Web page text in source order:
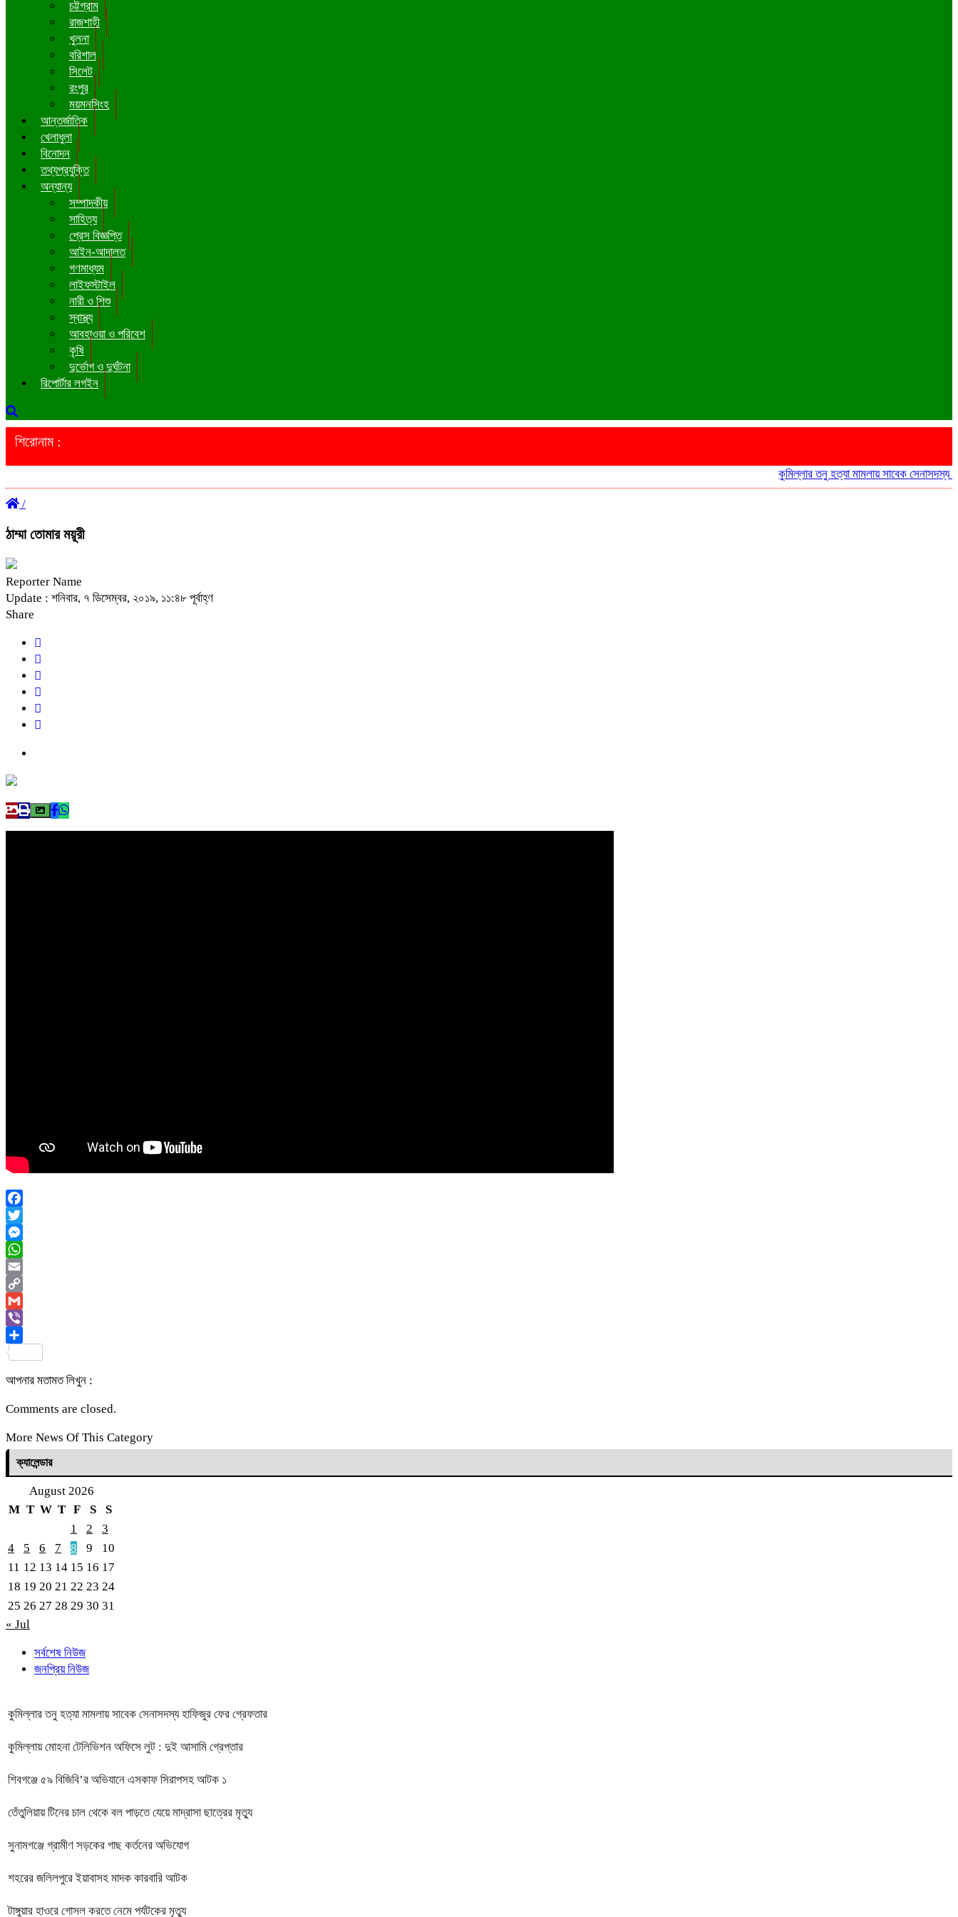
চট্টগ্রাম
রাজশাহী
খুলনা
বরিশাল
সিলেট
রংপুর
ময়মনসিংহ
আন্তর্জাতিক
খেলাধুলা
বিনোদন
তথ্যপ্রযুক্তি
অন্যান্য
সম্পাদকীয়
সাহিত্য
প্রেস বিজ্ঞপ্তি
আইন-আদালত
গণমাধ্যম
লাইফস্টাইল
নারী ও শিশু
স্বাস্থ্য
আবহাওয়া ও পরিবেশ
কৃষি
দুর্ভোগ ও দুর্ঘটনা
রিপোর্টার লগইন
শিরোনাম :
কুমিল্লার তনু হত্যা মামলায় সাবেক সেনাসদস্য
/
ঠাম্মা তোমার ময়ূরী
Reporter Name
Update : শনিবার, ৭ ডিসেম্বর, ২০১৯, ১১:৪৮ পূর্বাহ্ণ
Share
Facebook
Twitter
Messenger
WhatsApp
Email
Copy
Link
Gmail
Viber
আপনার মতামত লিখুন :
Comments are closed.
More News Of This Category
ক্যালেন্ডার
August 2026
M T W T F S
S
1
2
3
4
5 6 7 8 9
10
11 12 13 14 15 16 17
18 19 20 21 22 23 24
25 26 27 28 29 30 31
« Jul
সর্বশেষ নিউজ
জনপ্রিয় নিউজ
কুমিল্লার তনু হত্যা মামলায় সাবেক সেনাসদস্য হাফিজুর ফের গ্রেফতার
কুমিল্লায় মোহনা টেলিভিশন অফিসে লুট : দুই আসামি গ্রেপ্তার
শিবগঞ্জে ৫৯ বিজিবি’র অভিযানে এসকাফ সিরাপসহ আটক ১
তেঁতুলিয়ায় টিনের চাল থেকে বল পাড়তে যেয়ে মাদ্রাসা ছাত্রের মৃত্যু
সুনামগঞ্জে গ্রামীণ সড়কের গাছ কর্তনের অভিযোগ
শহরের জলিলপুরে ইয়াবাসহ মাদক কারবারি আটক
টাঙ্গুয়ার হাওরে গোসল করতে নেমে পর্যটকের মৃত্যু